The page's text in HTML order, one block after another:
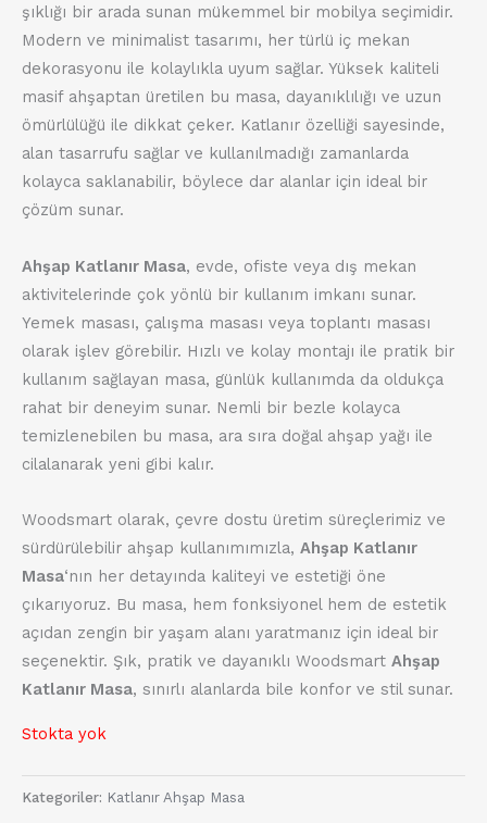
şıklığı bir arada sunan mükemmel bir mobilya seçimidir.
Modern ve minimalist tasarımı, her türlü iç mekan
dekorasyonu ile kolaylıkla uyum sağlar. Yüksek kaliteli
masif ahşaptan üretilen bu masa, dayanıklılığı ve uzun
ömürlülüğü ile dikkat çeker. Katlanır özelliği sayesinde,
alan tasarrufu sağlar ve kullanılmadığı zamanlarda
kolayca saklanabilir, böylece dar alanlar için ideal bir
çözüm sunar.
Ahşap Katlanır Masa, evde, ofiste veya dış mekan
aktivitelerinde çok yönlü bir kullanım imkanı sunar.
Yemek masası, çalışma masası veya toplantı masası
olarak işlev görebilir. Hızlı ve kolay montajı ile pratik bir
kullanım sağlayan masa, günlük kullanımda da oldukça
rahat bir deneyim sunar. Nemli bir bezle kolayca
temizlenebilen bu masa, ara sıra doğal ahşap yağı ile
cilalanarak yeni gibi kalır.
Woodsmart olarak, çevre dostu üretim süreçlerimiz ve
sürdürülebilir ahşap kullanımımızla, Ahşap Katlanır
Masa‘nın her detayında kaliteyi ve estetiği öne
çıkarıyoruz. Bu masa, hem fonksiyonel hem de estetik
açıdan zengin bir yaşam alanı yaratmanız için ideal bir
seçenektir. Şık, pratik ve dayanıklı Woodsmart Ahşap
Katlanır Masa, sınırlı alanlarda bile konfor ve stil sunar.
Stokta yok
Kategoriler: Katlanır Ahşap Masa